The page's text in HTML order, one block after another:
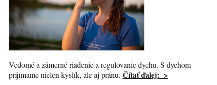
Vedomé a zámerné riadenie a regulovanie dychu. S dychom
prijímame nielen kyslík, ale aj pránu. Čítať ďalej: >